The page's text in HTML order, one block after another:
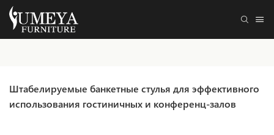
Штабелируемые банкетные стулья для эффективного
использования гостиничных и конференц-залов